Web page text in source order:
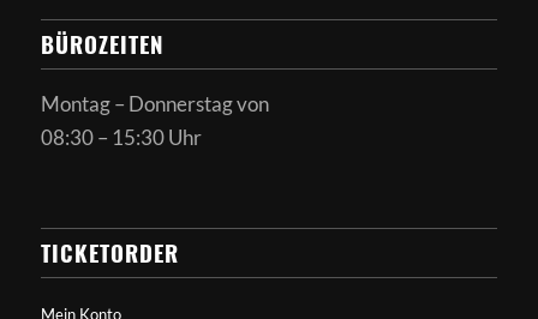
BÜROZEITEN
Montag – Donnerstag von
08:30 – 15:30 Uhr
TICKETORDER
Mein Konto